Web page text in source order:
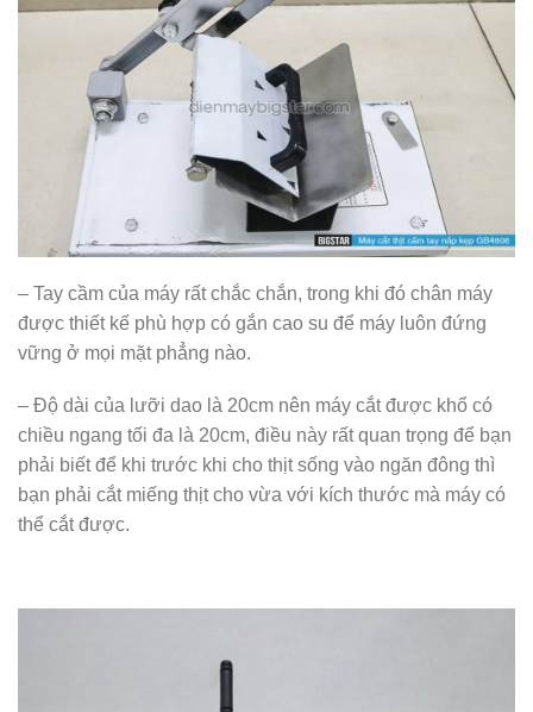
– Tay cầm của máy rất chắc chắn, trong khi đó chân máy
được thiết kế phù hợp có gắn cao su để máy luôn đứng
vững ở mọi mặt phẳng nào.
– Độ dài của lưỡi dao là 20cm nên máy cắt được khổ có
chiều ngang tối đa là 20cm, điều này rất quan trọng để bạn
phải biết để khi trước khi cho thịt sống vào ngăn đông thì
bạn phải cắt miếng thịt cho vừa với kích thước mà máy có
thể cắt được.